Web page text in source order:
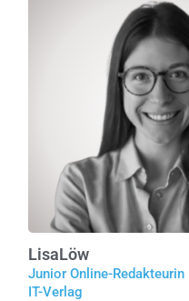
LisaLöw
Junior Online-Redakteurin
IT-Verlag